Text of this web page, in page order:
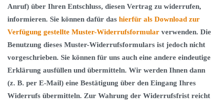
Anruf) über Ihren Entschluss, diesen Vertrag zu widerrufen,
informieren. Sie können dafür das hierfür als Download zur
Verfügung gestellte Muster-Widerrufsformular verwenden. Die
Benutzung dieses Muster-Widerrufsformulars ist jedoch nicht
vorgeschrieben. Sie können für uns auch eine andere eindeutige
Erklärung ausfüllen und übermitteln. Wir werden Ihnen dann
(z. B. per E-Mail) eine Bestätigung über den Eingang Ihres
Widerrufs übermitteln. Zur Wahrung der Widerrufsfrist reicht